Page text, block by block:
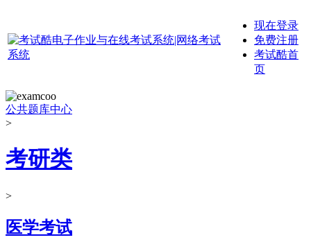
现在登录
免费注册
考试酷首
页
公共题库中心
>
考研类
>
医学考试